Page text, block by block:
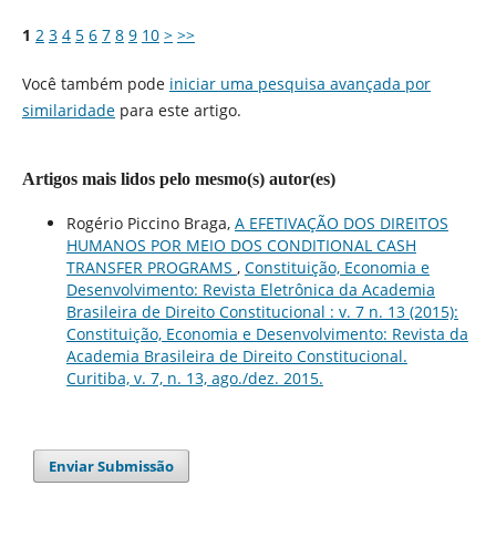
1 2 3 4 5 6 7 8 9 10 > >>
Você também pode iniciar uma pesquisa avançada por
similaridadepara este artigo.
Artigos mais lidos pelo mesmo(s) autor(es)
Rogério Piccino Braga, A EFETIVAÇÃO DOS DIREITOS
HUMANOS POR MEIO DOS CONDITIONAL CASH
TRANSFER PROGRAMS , Constituição, Economia e
Desenvolvimento: Revista Eletrônica da Academia
Brasileira de Direito Constitucional : v. 7 n. 13 (2015):
Constituição, Economia e Desenvolvimento: Revista da
Academia Brasileira de Direito Constitucional.
Curitiba, v. 7, n. 13, ago./dez. 2015.
Enviar Submissão